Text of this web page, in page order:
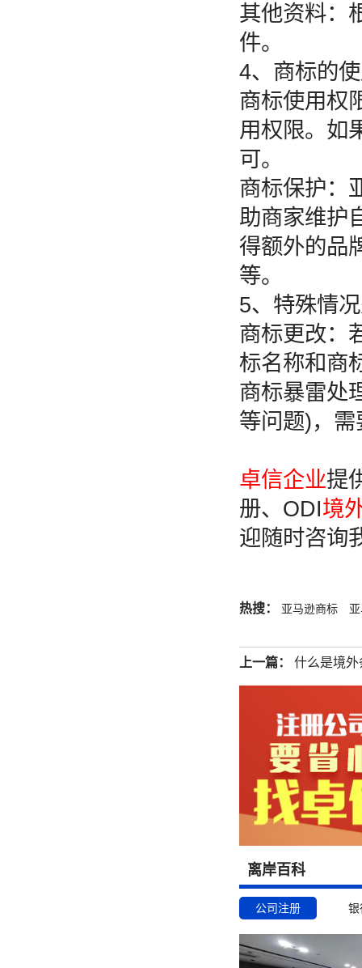
其他资料：
件。
4、商标的
商标使用权
用权限。如
可。
商标保护：
助商家维护
得额外的品
等。
5、特殊情
商标更改：
标名称和商
商标暴雷处
等问题)，
卓信企业提
册、ODI境
迎随时咨询
热搜： 亚马逊商标
上一篇： 什么是境
离岸百科
公司注册 银